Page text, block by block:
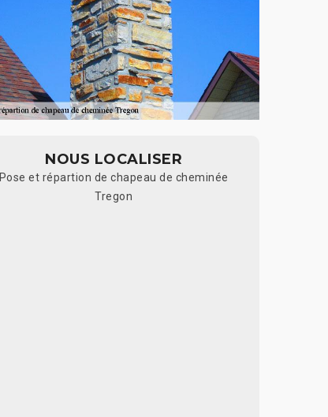
NOUS LOCALISER
Pose et répartion de chapeau de cheminée
Tregon